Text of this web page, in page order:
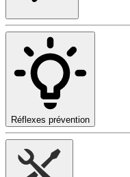
Réflexes prévention